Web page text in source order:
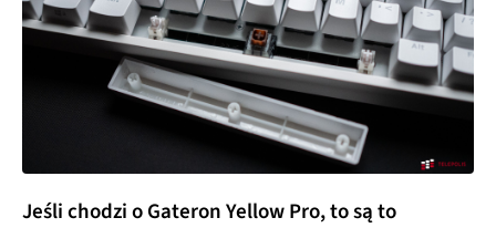
Jeśli chodzi o Gateron Yellow Pro, to są to